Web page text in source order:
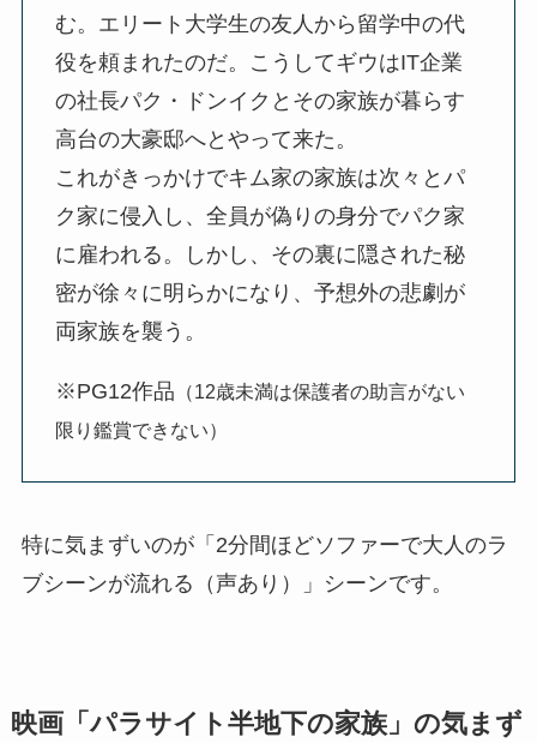
む。エリート大学生の友人から留学中の代
役を頼まれたのだ。こうしてギウはIT企業
の社長パク・ドンイクとその家族が暮らす
高台の大豪邸へとやって来た。
これがきっかけでキム家の家族は次々とパ
ク家に侵入し、全員が偽りの身分でパク家
に雇われる。しかし、その裏に隠された秘
密が徐々に明らかになり、予想外の悲劇が
両家族を襲う。
※PG12作品 （12歳未満は保護者の助言がない
限り鑑賞できない）
特に気まずいのが「2分間ほどソファーで大人のラ
ブシーンが流れる（声あり）」シーンです。
映画「パラサイト半地下の家族」の気まず